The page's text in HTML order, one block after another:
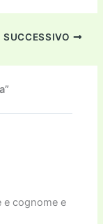
p
y
k
dI
n
vi
SUCCESSIVO
e cognome e